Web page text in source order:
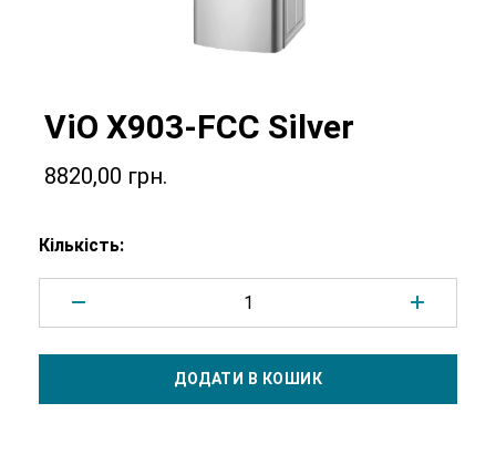
ViO Х903-FCC Silver
8820,00 грн.
Кількість:
ДОДАТИ В КОШИК